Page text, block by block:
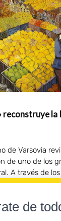
reconstruye la
de Varsovia
de uno de los
A través de
la
de los
la
Dwurnik
de